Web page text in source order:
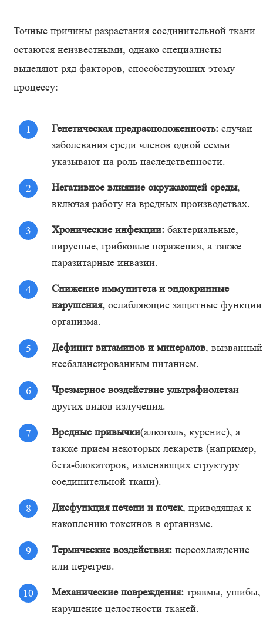
Точные причины разрастания соединительной ткани
остаются неизвестными, однако специалисты
выделяют ряд факторов, способствующих этому
процессу:
Генетическая предрасположенность: случаи
заболевания среди членов одной семьи
указывают на роль наследственности.
Негативное влияние окружающей среды,
включая работу на вредных производствах.
Хронические инфекции: бактериальные,
вирусные, грибковые поражения, а также
паразитарные инвазии.
Снижение иммунитета и эндокринные
нарушения, ослабляющие защитные функции
организма.
Дефицит витаминов и минералов, вызванный
несбалансированным питанием.
Чрезмерное воздействие ультрафиолетаи
других видов излучения.
Вредные привычки(алкоголь, курение), а
также прием некоторых лекарств (например,
бета-блокаторов, изменяющих структуру
соединительной ткани).
Дисфункция печени и почек, приводящая к
накоплению токсинов в организме.
Термические воздействия: переохлаждение
или перегрев.
Механические повреждения: травмы, ушибы,
нарушение целостности тканей.